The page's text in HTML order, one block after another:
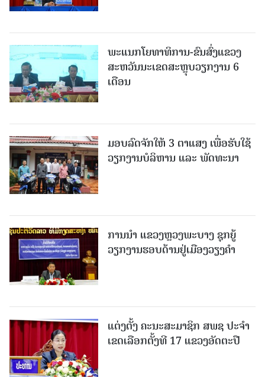
ພະແນກໂຍທາທິການ-ຂົນສົ່ງແຂວງ
ສະຫວັນນະເຂດສະຫຼຸບວຽກງານ 6
ເດືອນ
ມອບລົດຈັກໃຫ້ 3 ຕາແສງ ເພື່ອຮັບໃຊ້
ວຽກງານບໍລິຫານ ແລະ ພັດທະນາ
ການນຳ ແຂວງຫຼວງພະບາງ ຊຸກຍູ້
ວຽກງານຮອບດ້ານຢູ່ເມືອງວຽງຄໍາ
ແຕ່ງຕັ້ງ ຄະນະສະມາຊິກ ສພຊ ປະຈຳ
ເຂດເລືອກຕັ້ງທີ 17 ແຂວງອັດຕະປື